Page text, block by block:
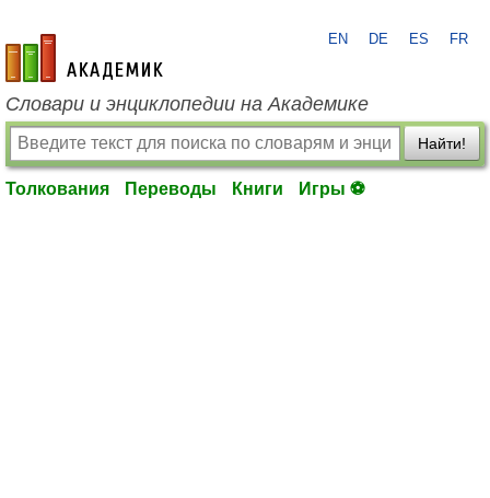
academic.ru
EN DE ES FR
Словари и энциклопедии на Академике
Найти!
Толкования Переводы Книги Игры ⚽